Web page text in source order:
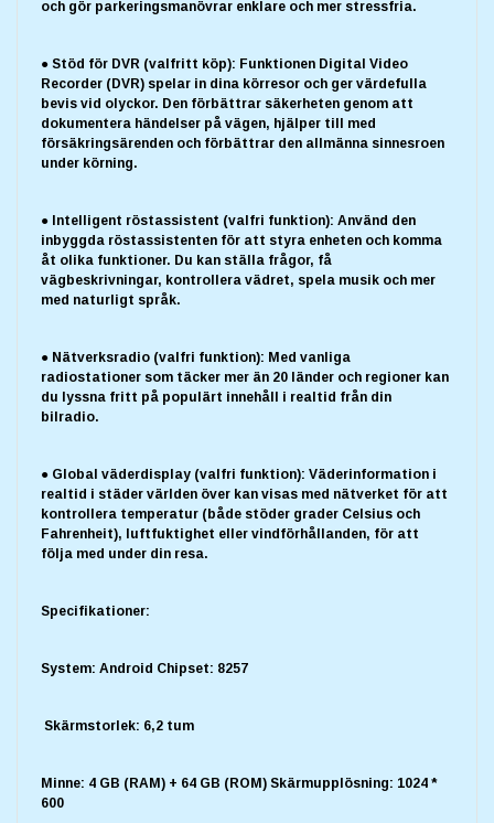
och gör parkeringsmanövrar enklare och mer stressfria.
● Stöd för DVR (valfritt köp): Funktionen Digital Video
Recorder (DVR) spelar in dina körresor och ger värdefulla
bevis vid olyckor. Den förbättrar säkerheten genom att
dokumentera händelser på vägen, hjälper till med
försäkringsärenden och förbättrar den allmänna sinnesroen
under körning.
● Intelligent röstassistent (valfri funktion): Använd den
inbyggda röstassistenten för att styra enheten och komma
åt olika funktioner. Du kan ställa frågor, få
vägbeskrivningar, kontrollera vädret, spela musik och mer
med naturligt språk.
● Nätverksradio (valfri funktion): Med vanliga
radiostationer som täcker mer än 20 länder och regioner kan
du lyssna fritt på populärt innehåll i realtid från din
bilradio.
● Global väderdisplay (valfri funktion): Väderinformation i
realtid i städer världen över kan visas med nätverket för att
kontrollera temperatur (både stöder grader Celsius och
Fahrenheit), luftfuktighet eller vindförhållanden, för att
följa med under din resa.
Specifikationer:
System: Android Chipset: 8257
Skärmstorlek: 6,2 tum
Minne: 4 GB (RAM) + 64 GB (ROM) Skärmupplösning: 1024 *
600